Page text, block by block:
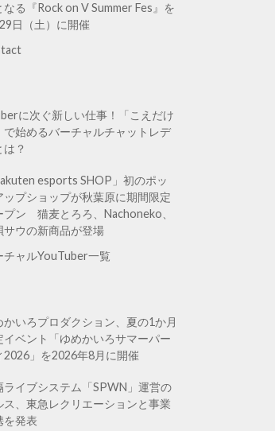
なる『Rock on V Summer Fes』を
日（土）に開催
に次ぐ新しい仕事！「こえだけ
で始めるバーチャルチャットレデ
は？
esports SHOP」初のポッ
ップショップが秋葉原に期間限定
プン 猫麦とろろ、Nachoneko、
サウの新商品が登場
チャルYouTuber一覧
かいろプロダクション、夏の1か月
イベント「ゆめかいろサマーパー
2026」を2026年8月に開催
ライブシステム「SPWN」運営の
ス、東急レクリエーションと事業
を発表